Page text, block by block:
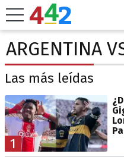
ARGENTINA
Las más leídas
1